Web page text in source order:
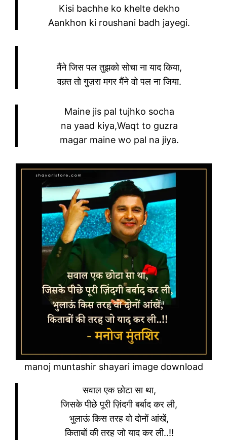
Kisi bachhe ko khelte dekho
Aankhon ki roushani badh jayegi.
मैंने जिस पल तुझको सोचा ना याद किया,
वक़्त तो गुज़रा मगर मैंने वो पल ना जिया.
Maine jis pal tujhko socha
na yaad kiya,Waqt to guzra
magar maine wo pal na jiya.
manoj muntashir shayari image download
सवाल एक छोटा सा था,
जिसके पीछे पूरी ज़िंदगी बर्बाद कर ली,
भुलाऊं किस तरह वो दोनों आंखें,
किताबों की तरह जो याद कर ली..!!